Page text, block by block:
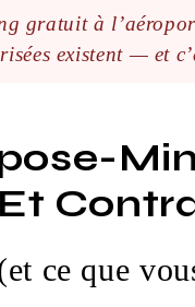
gratuit à
existent — et
ce que